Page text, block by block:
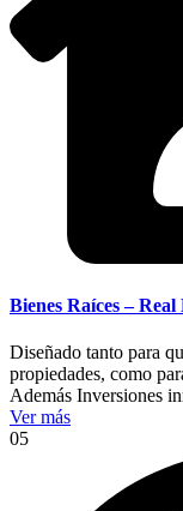
Bienes Raíces – Real
Diseñado tanto para
propiedades, como
Además Inversiones
Ver más
05